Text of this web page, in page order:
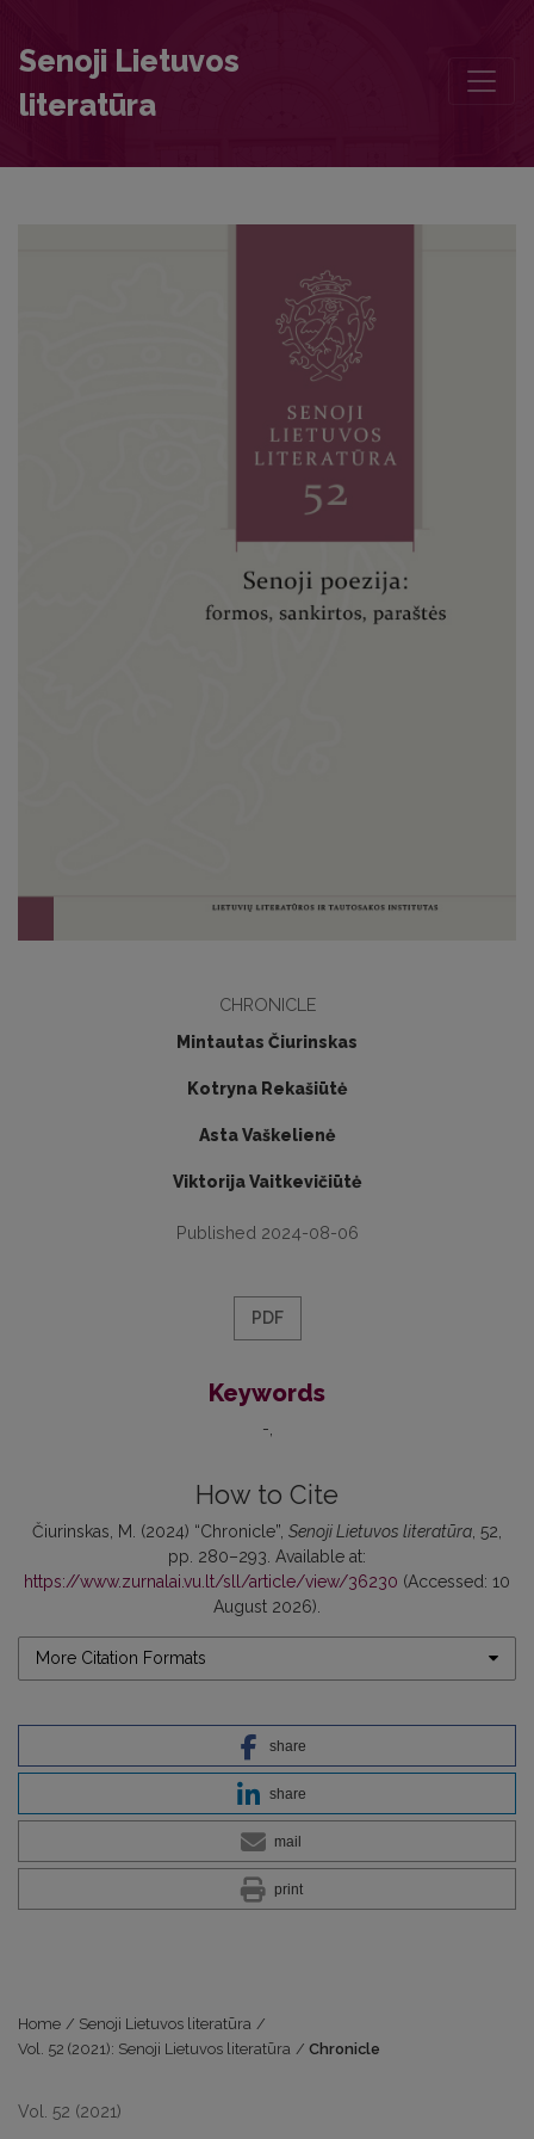
Senoji Lietuvos
literatūra
CHRONICLE
Mintautas Čiurinskas
Kotryna Rekašiūtė
Asta Vaškelienė
Viktorija Vaitkevičiūtė
Published 2024-08-06
PDF
Keywords
-
How to Cite
Čiurinskas, M. (2024) “Chronicle”, Senoji Lietuvos literatūra , 52,
pp. 280–293. Available at:
https://www.zurnalai.vu.lt/sll/article/view/36230 (Accessed: 10
August 2026).
More Citation Formats
share
share
mail
print
Home / Senoji Lietuvos literatūra /
Vol. 52 (2021): Senoji Lietuvos literatūra / Chronicle
Vol. 52 (2021)